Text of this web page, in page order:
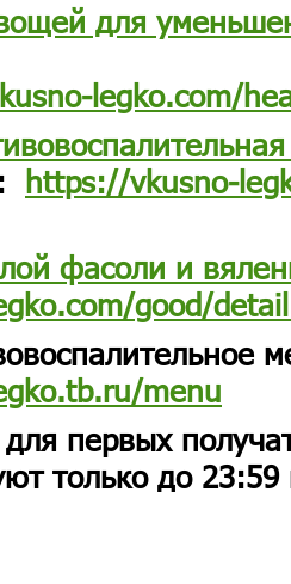
для
legko.com/
: https://vkusno-
фасоли и
good/
menu
первых
только до 23:59